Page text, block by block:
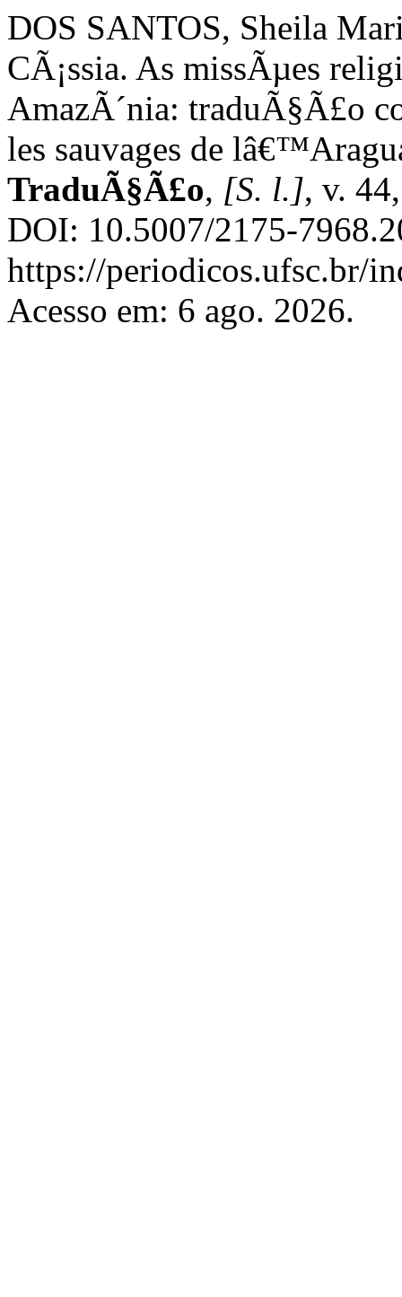
DOS SANTOS, Sheila
CÃ¡ssia. As missÃµes
AmazÃ´nia: traduÃ§Ã£o
les sauvages de
TraduÃ§Ã£o, [S. l.], v.
DOI: 10.5007/2175-
https://periodicos.ufsc.br/
Acesso em: 6 ago. 2026.